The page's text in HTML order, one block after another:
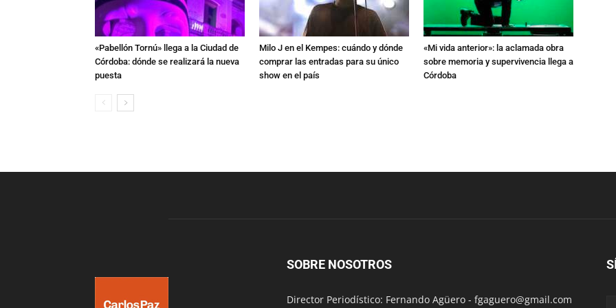
«Pabellón Tornú» llega a la Ciudad de
Córdoba: dónde se realizará la nueva
puesta
Milo J en el Kempes: cuándo y dónde
comprar las entradas para su único
show en el país
«Mi vida anterior»: la aclamada obra
sobre memoria y supervivencia llega a
Córdoba
SOBRE NOSOTROS
Director Periodístico: Fernando Agüero - fgaguero@gmail.com